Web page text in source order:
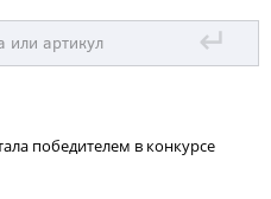
↵
победителем в конкурсе